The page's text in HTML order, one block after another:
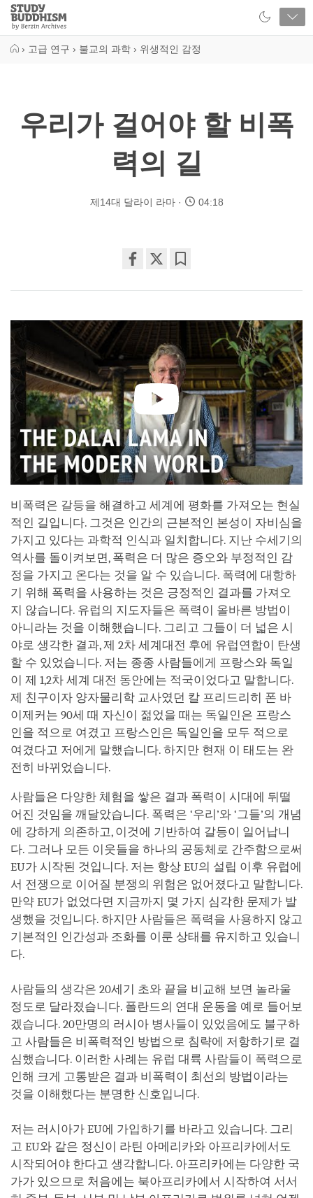
Close
Study
Buddhism
› 고급 연구 › 불교의 과학 › 위생적인 감정
우리가 걸어야 할 비폭
력의 길
제14대 달라이 라마 04:18
on
비폭력은 갈등을 해결하고 세계에 평화를 가져오는 현실
적인 길입니다. 그것은 인간의 근본적인 본성이 자비심을
가지고 있다는 과학적 인식과 일치합니다. 지난 수세기의
역사를 돌이켜보면, 폭력은 더 많은 증오와 부정적인 감
정을 가지고 온다는 것을 알 수 있습니다. 폭력에 대항하
기 위해 폭력을 사용하는 것은 긍정적인 결과를 가져오
지 않습니다. 유럽의 지도자들은 폭력이 올바른 방법이
아니라는 것을 이해했습니다. 그리고 그들이 더 넓은 시
야로 생각한 결과, 제 2차 세계대전 후에 유럽연합이 탄생
할 수 있었습니다. 저는 종종 사람들에게 프랑스와 독일
이 제 1,2차 세계 대전 동안에는 적국이었다고 말합니다.
제 친구이자 양자물리학 교사였던 칼 프리드리히 폰 바
이제커는 90세 때 자신이 젊었을 때는 독일인은 프랑스
인을 적으로 여겼고 프랑스인은 독일인을 모두 적으로
여겼다고 저에게 말했습니다. 하지만 현재 이 태도는 완
전히 바뀌었습니다.
사람들은 다양한 체험을 쌓은 결과 폭력이 시대에 뒤떨
어진 것임을 깨달았습니다. 폭력은 ‘우리’와 ‘그들’의 개념
에 강하게 의존하고, 이것에 기반하여 갈등이 일어납니
다. 그러나 모든 이웃들을 하나의 공동체로 간주함으로써
EU가 시작된 것입니다. 저는 항상 EU의 설립 이후 유럽에
서 전쟁으로 이어질 분쟁의 위험은 없어졌다고 말합니다.
만약 EU가 없었다면 지금까지 몇 가지 심각한 문제가 발
생했을 것입니다. 하지만 사람들은 폭력을 사용하지 않고
기본적인 인간성과 조화를 이룬 상태를 유지하고 있습니
다.
사람들의 생각은 20세기 초와 끝을 비교해 보면 놀라울
정도로 달라졌습니다. 폴란드의 연대 운동을 예로 들어보
겠습니다. 20만명의 러시아 병사들이 있었음에도 불구하
고 사람들은 비폭력적인 방법으로 침략에 저항하기로 결
심했습니다. 이러한 사례는 유럽 대륙 사람들이 폭력으로
인해 크게 고통받은 결과 비폭력이 최선의 방법이라는
것을 이해했다는 분명한 신호입니다.
저는 러시아가 EU에 가입하기를 바라고 있습니다. 그리
고 EU와 같은 정신이 라틴 아메리카와 아프리카에서도
시작되어야 한다고 생각합니다. 아프리카에는 다양한 국
가가 있으므로 처음에는 북아프리카에서 시작하여 서서